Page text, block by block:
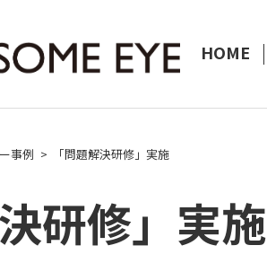
HOME
事例 「問題解決研修」実施
研修」実施